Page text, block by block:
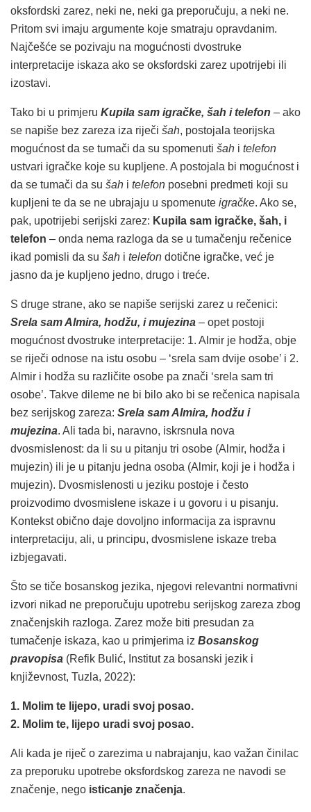
oksfordski zarez, neki ne, neki ga preporučuju, a neki ne.
Pritom svi imaju argumente koje smatraju opravdanim.
Najčešće se pozivaju na mogućnosti dvostruke
interpretacije iskaza ako se oksfordski zarez upotrijebi ili
izostavi.
Tako bi u primjeru Kupila sam igračke, šah i telefon – ako
se napiše bez zareza iza riječi šah, postojala teorijska
mogućnost da se tumači da su spomenuti šah i telefon
ustvari igračke koje su kupljene. A postojala bi mogućnost i
da se tumači da su šah i telefon posebni predmeti koji su
kupljeni te da se ne ubrajaju u spomenute igračke. Ako se,
pak, upotrijebi serijski zarez: Kupila sam igračke, šah, i
telefon – onda nema razloga da se u tumačenju rečenice
ikad pomisli da su šah i telefon dotične igračke, već je
jasno da je kupljeno jedno, drugo i treće.
S druge strane, ako se napiše serijski zarez u rečenici:
Srela sam Almira, hodžu, i mujezina – opet postoji
mogućnost dvostruke interpretacije: 1. Almir je hodža, obje
se riječi odnose na istu osobu – ‘srela sam dvije osobe’ i 2.
Almir i hodža su različite osobe pa znači ‘srela sam tri
osobe’. Takve dileme ne bi bilo ako bi se rečenica napisala
bez serijskog zareza: Srela sam Almira, hodžu i
mujezina. Ali tada bi, naravno, iskrsnula nova
dvosmislenost: da li su u pitanju tri osobe (Almir, hodža i
mujezin) ili je u pitanju jedna osoba (Almir, koji je i hodža i
mujezin). Dvosmislenosti u jeziku postoje i često
proizvodimo dvosmislene iskaze i u govoru i u pisanju.
Kontekst obično daje dovoljno informacija za ispravnu
interpretaciju, ali, u principu, dvosmislene iskaze treba
izbjegavati.
Što se tiče bosanskog jezika, njegovi relevantni normativni
izvori nikad ne preporučuju upotrebu serijskog zareza zbog
značenjskih razloga. Zarez može biti presudan za
tumačenje iskaza, kao u primjerima iz Bosanskog
pravopisa (Refik Bulić, Institut za bosanski jezik i
književnost, Tuzla, 2022):
1. Molim te lijepo, uradi svoj posao.
2. Molim te, lijepo uradi svoj posao.
Ali kada je riječ o zarezima u nabrajanju, kao važan činilac
za preporuku upotrebe oksfordskog zareza ne navodi se
značenje, nego isticanje značenja.